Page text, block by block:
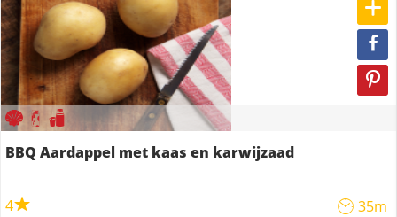
BBQ Aardappel met kaas en karwijzaad
4 35m